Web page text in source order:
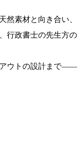
然素材と向き合い、
行政書士の先生方の
アウトの設計まで——